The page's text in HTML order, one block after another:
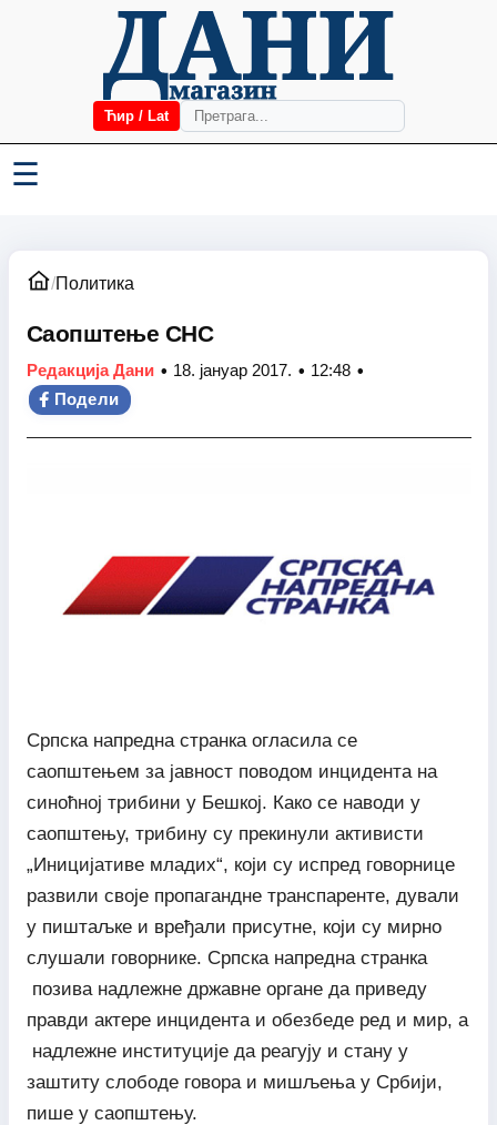
Ћир / Lat
☰
/Политика
Саопштење СНС
Редакција Дани • 18. јануар 2017. • 12:48 •
Подели
Српска напредна странка огласила се
саопштењем за јавност поводом инцидента на
синоћној трибини у Бешкој. Како се наводи у
саопштењу, трибину су прекинули активисти
„Иницијативе младих“, који су испред говорнице
развили своје пропагандне транспаренте, дували
у пиштаљке и вређали присутне, који су мирно
слушали говорнике. Српска напредна странка
позива надлежне државне органе да приведу
правди актере инцидента и обезбеде ред и мир, а
надлежне институције да реагују и стану у
заштиту слободе говора и мишљења у Србији,
пише у саопштењу.